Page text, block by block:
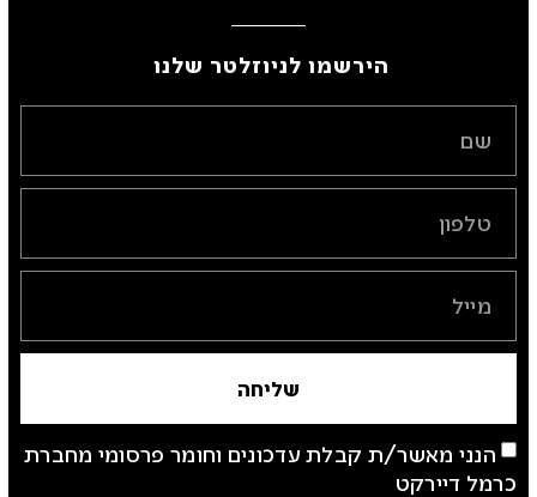
הירשמו לניוזלטר שלנו ​
הנני מאשר/ת קבלת עדכונים וחומר פרסומי מחברת
כרמל דיירקט
שליחה